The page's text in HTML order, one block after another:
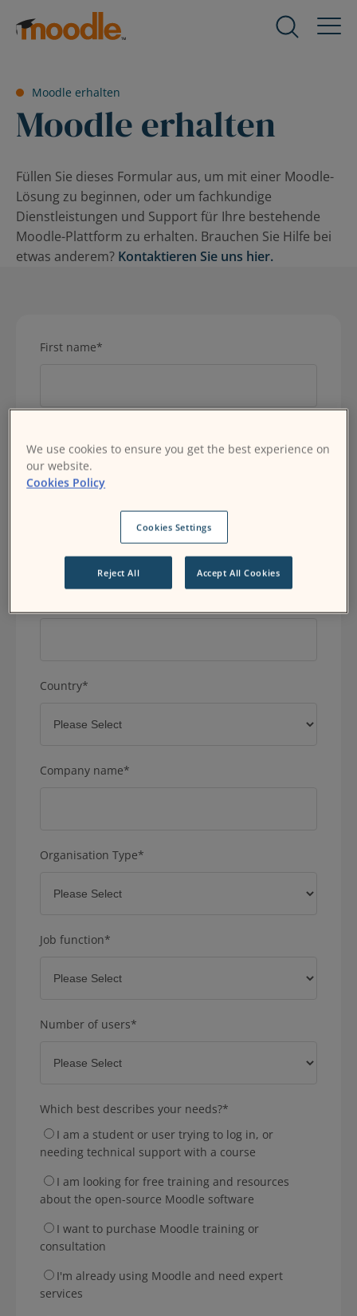
InhaltProdukte
Produkte
Dienstleistungen
child
menu
Dienstleistungen
child
menu
for
Lösungen
Über uns
Expand
child
menu
Moodle erhalten
Einloggen
Moodle erhalten
Moodle erhalten
Füllen Sie dieses Formular aus, um mit einer Moodle-
Lösung zu beginnen, oder um fachkundige
Dienstleistungen und Support für Ihre bestehende
Moodle-Plattform zu erhalten. Brauchen Sie Hilfe bei
etwas anderem? Kontaktieren Sie uns hier.
First name*
*
Country*
Company name*
Organisation Type*
Job function*
Number of users*
Which best describes your needs?*
I am a student or user trying to log in, or
needing technical support with a course
I am looking for free training and resources
about the open-source Moodle software
I want to purchase Moodle training or
consultation
I'm already using Moodle and need expert
services
We use cookies to ensure you get the best experience on
our website.
Cookies Policy
Cookies Settings
Reject All Accept All Cookies